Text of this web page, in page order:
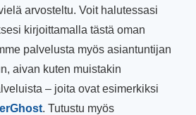
arvosteltu. Voit halutessasi
kirjoittamalla tästä oman
palvelusta myös asiantuntijan
aivan kuten muistakin
– joita ovat esimerkiksi
. Tutustu myös